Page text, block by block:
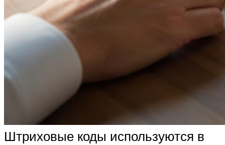
Штриховые коды используются в